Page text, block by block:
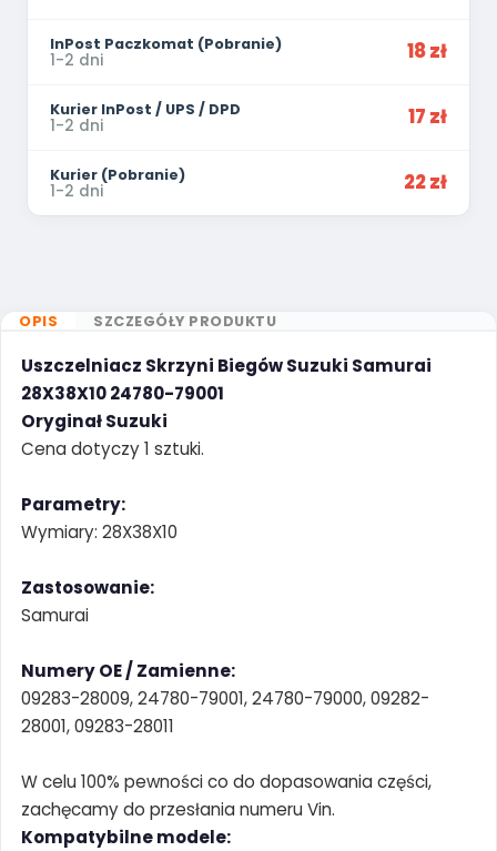
InPost Paczkomat (Pobranie)
1-2 dni 18 zł
Kurier InPost / UPS / DPD
1-2 dni 17 zł
Kurier (Pobranie)
1-2 dni 22 zł
OPIS SZCZEGÓŁY PRODUKTU
Uszczelniacz Skrzyni Biegów Suzuki Samurai
28X38X10 24780-79001
Oryginał Suzuki
Cena dotyczy 1 sztuki.
Parametry:
Wymiary: 28X38X10
Zastosowanie:
Samurai
Numery OE / Zamienne:
09283-28009, 24780-79001, 24780-79000, 09282-
28001, 09283-28011
W celu 100% pewności co do dopasowania części,
zachęcamy do przesłania numeru Vin.
Kompatybilne modele: